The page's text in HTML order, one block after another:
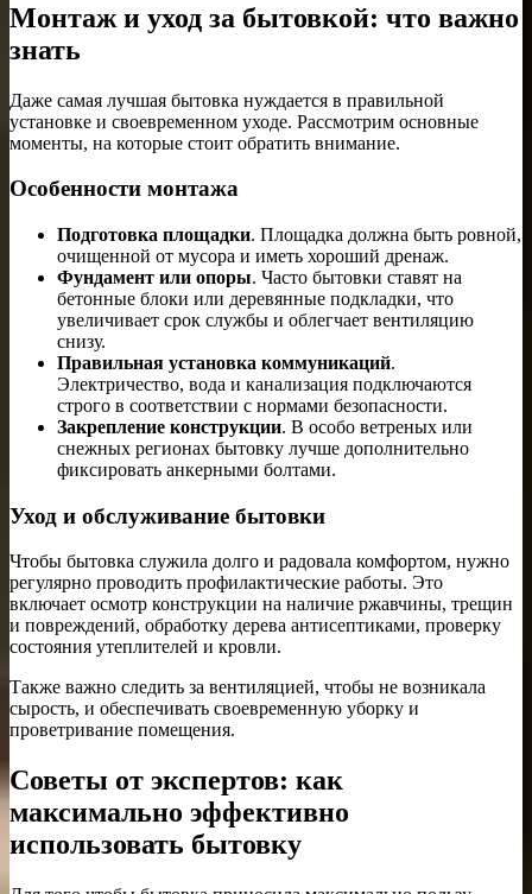
Монтаж и уход за бытовкой: что важно
знать
Даже самая лучшая бытовка нуждается в правильной
установке и своевременном уходе. Рассмотрим основные
моменты, на которые стоит обратить внимание.
Особенности монтажа
Подготовка площадки. Площадка должна быть ровной,
очищенной от мусора и иметь хороший дренаж.
Фундамент или опоры. Часто бытовки ставят на
бетонные блоки или деревянные подкладки, что
увеличивает срок службы и облегчает вентиляцию
снизу.
Правильная установка коммуникаций.
Электричество, вода и канализация подключаются
строго в соответствии с нормами безопасности.
Закрепление конструкции. В особо ветреных или
снежных регионах бытовку лучше дополнительно
фиксировать анкерными болтами.
Уход и обслуживание бытовки
Чтобы бытовка служила долго и радовала комфортом, нужно
регулярно проводить профилактические работы. Это
включает осмотр конструкции на наличие ржавчины, трещин
и повреждений, обработку дерева антисептиками, проверку
состояния утеплителей и кровли.
Также важно следить за вентиляцией, чтобы не возникала
сырость, и обеспечивать своевременную уборку и
проветривание помещения.
Советы от экспертов: как
максимально эффективно
использовать бытовку